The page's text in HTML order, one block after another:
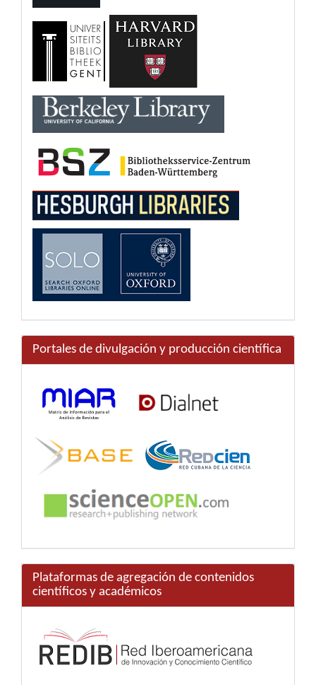
Portales de divulgación y producción científica
Plataformas de agregación de contenidos
científicos y académicos